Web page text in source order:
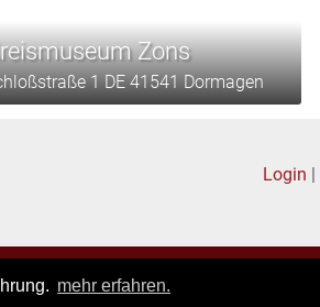
mehr erfahren.
Zons
1 DE 41541 Dormagen
Login |
policy|General terms of business